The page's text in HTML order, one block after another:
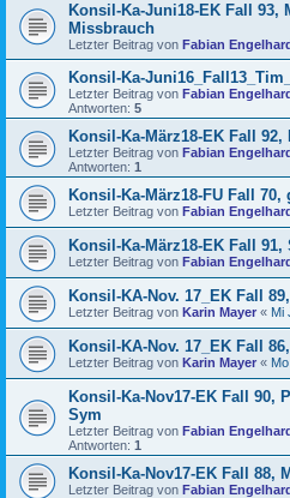
Konsil-Ka-Juni18-EK Fall 93,
Missbrauch
Letzter Beitrag von Fabian
Konsil-Ka-
Letzter Beitrag von Fabian
Antworten: 5
Konsil-Ka-März18-EK Fall
Letzter Beitrag von Fabian
Antworten: 1
Konsil-Ka-März18-FU Fall
Letzter Beitrag von Fabian
Konsil-Ka-März18-EK Fall
Letzter Beitrag von Fabian
Konsil-KA-Nov. 17_EK Fall
Letzter Beitrag von Karin Mayer « Mi
Konsil-KA-Nov. 17_EK Fall
Letzter Beitrag von Karin Mayer «
Konsil-Ka-Nov17-EK Fall 90,
Sym
Letzter Beitrag von Fabian
Antworten: 1
Konsil-Ka-Nov17-EK Fall 88,
Letzter Beitrag von Fabian